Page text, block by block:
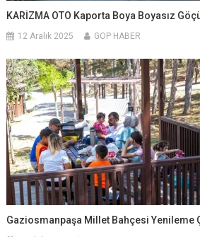
KARİZMA OTO Kaporta Boya Boyasız
12 Aralık 2025 GOP HABER
Gaziosmanpaşa Millet Bahçesi Yenileme